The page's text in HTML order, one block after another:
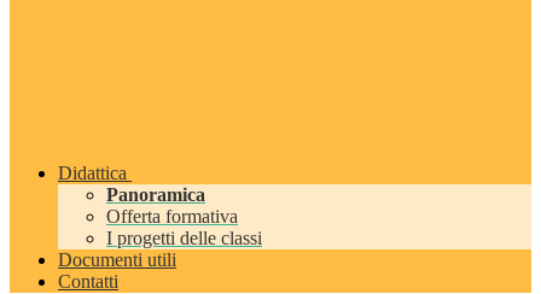
Didattica
Panoramica
Offerta formativa
I progetti delle classi
Documenti utili
Contatti